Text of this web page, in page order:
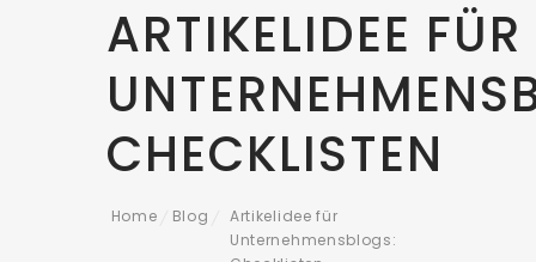
ARTIKELIDEE FÜR
CHECKLISTEN
Home Blog
Artikelidee für
Unternehmensblogs: